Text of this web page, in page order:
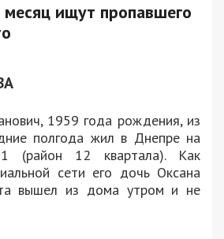
ищут пропавшего
1959 года рождения, из
полгода жил в Днепре на
(район 12 квартала). Как
сети его дочь Оксана
вышел из дома утром и не